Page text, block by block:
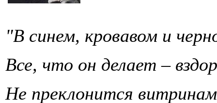
"В синем, кровавом и
Все, что он делает –
Не преклонится